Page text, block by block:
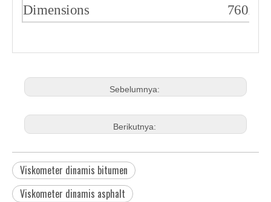
Dimensions
Sebelumnya:
Berikutnya:
Viskometer dinamis bitumen
Viskometer dinamis asphalt